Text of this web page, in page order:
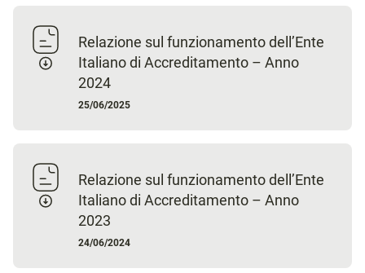
Relazione sul funzionamento dell’Ente
Italiano di Accreditamento – Anno
2024
25/06/2025
Relazione sul funzionamento dell’Ente
Italiano di Accreditamento – Anno
2023
24/06/2024